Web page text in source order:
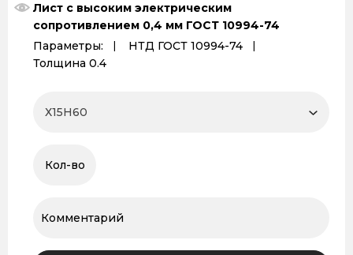
Лист с высоким электрическим
сопротивлением 0,4 мм ГОСТ 10994-74
Параметры:
НТД ГОСТ 10994-74
Толщина 0.4